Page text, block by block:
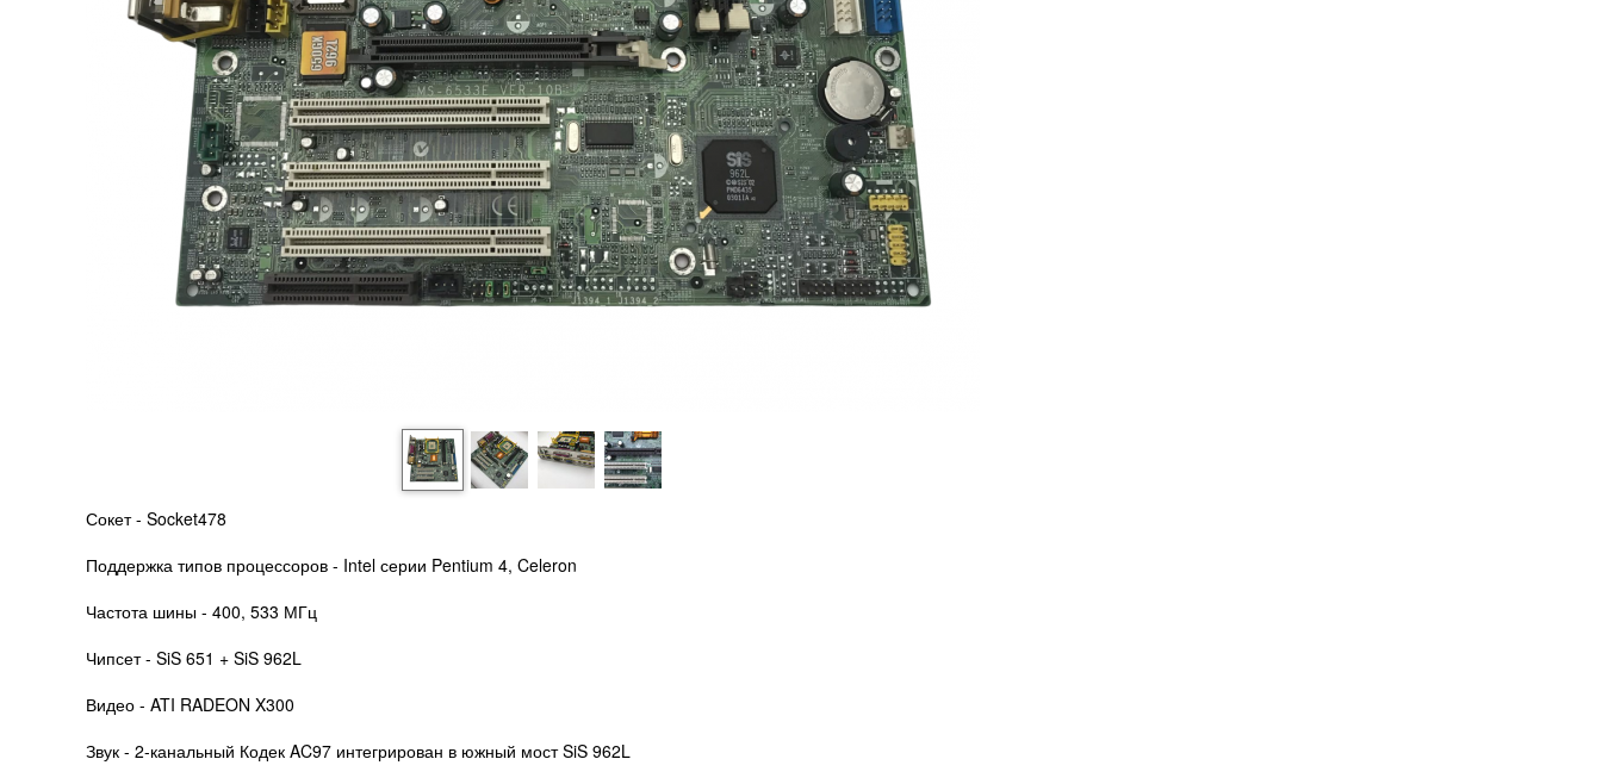
Сокет - Socket478
Поддержка типов процессоров - Intel серии Pentium 4, Celeron
Частота шины - 400, 533 МГц
Чипсет - SiS 651 + SiS 962L
Видео - ATI RADEON X300
Звук - 2-канальный Кодек AC97 интегрирован в южный мост SiS 962L